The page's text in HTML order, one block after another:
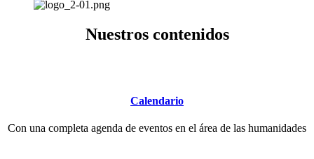
Nuestros contenidos
Calendario
Con una completa agenda de eventos en el área de las humanidades